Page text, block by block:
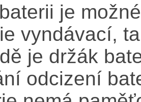
je
vyndávací,
je držák
odcizení